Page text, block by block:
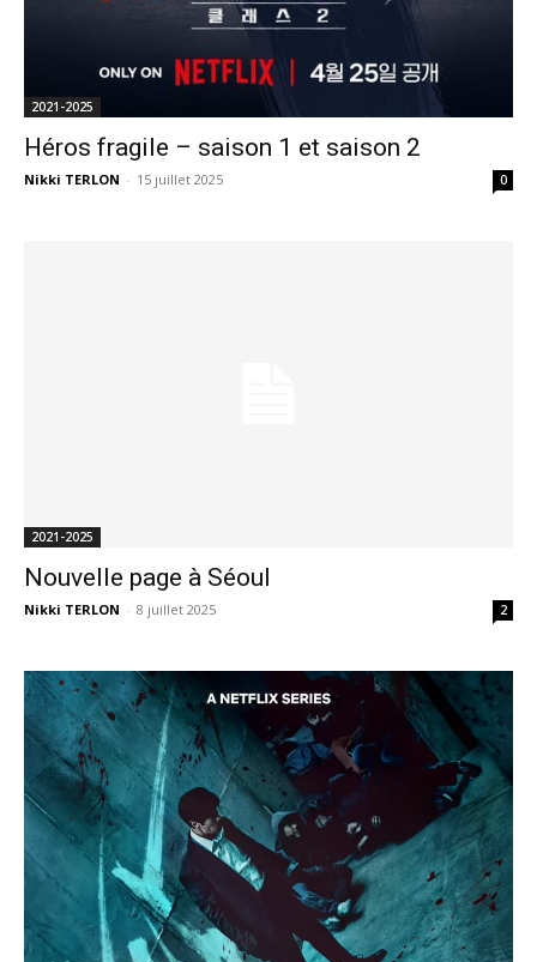
2021-2025
Héros fragile – saison 1 et saison 2
Nikki TERLON - 15 juillet 2025 0
2021-2025
Nouvelle page à Séoul
Nikki TERLON - 8 juillet 2025 2